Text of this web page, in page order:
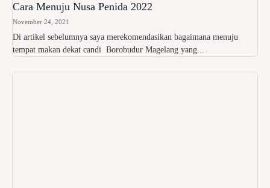
Cara Menuju Nusa Penida 2022
November 24, 2021
Di artikel sebelumnya saya merekomendasikan bagaimana menuju
tempat makan dekat candi Borobudur Magelang yang...